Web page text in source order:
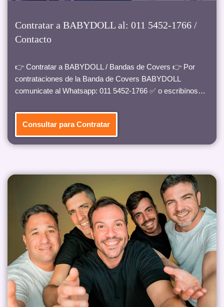
Contratar a BABYDOLL al: 011 5452-1766 /
Contacto
👉 Contratar a BABYDOLL / Bandas de Covers 👉 Por
contrataciones de la Banda de Covers BABYDOLL
comunicate al Whatsapp: 011 5452-1766 ✅ o escribínos…
Consultar para Contratar